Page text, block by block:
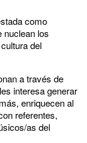
como
nuclean los
del
a través de
interesa generar
enriquecen al
referentes,
as del